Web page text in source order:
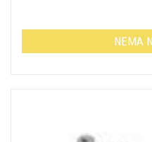
NEMA